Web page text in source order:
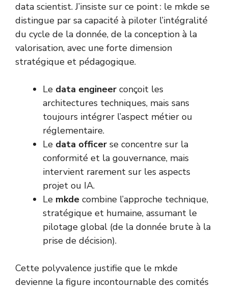
data scientist. J’insiste sur ce point : le mkde se
distingue par sa capacité à piloter l’intégralité
du cycle de la donnée, de la conception à la
valorisation, avec une forte dimension
stratégique et pédagogique.
Le data engineer conçoit les
architectures techniques, mais sans
toujours intégrer l’aspect métier ou
réglementaire.
Le data officer se concentre sur la
conformité et la gouvernance, mais
intervient rarement sur les aspects
projet ou IA.
Le mkde combine l’approche technique,
stratégique et humaine, assumant le
pilotage global (de la donnée brute à la
prise de décision).
Cette polyvalence justifie que le mkde
devienne la figure incontournable des comités